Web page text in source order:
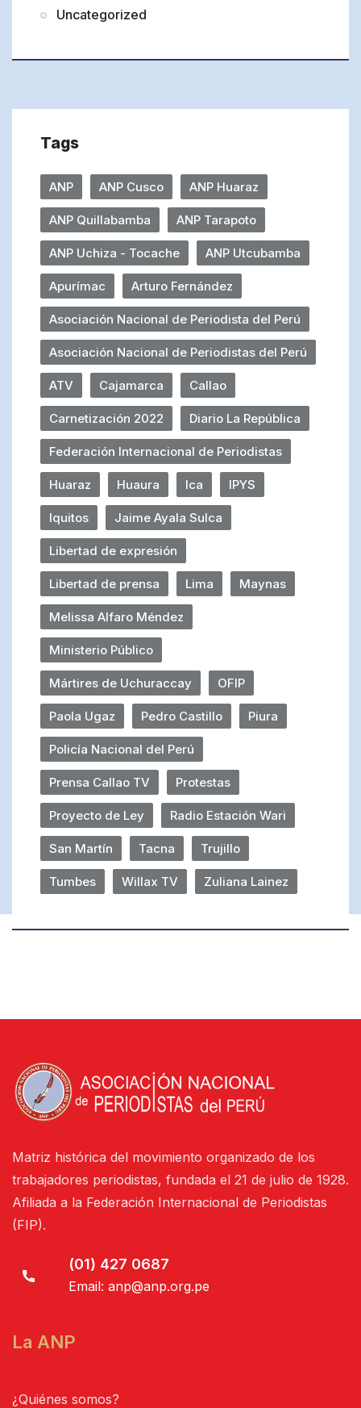
Uncategorized
Tags
ANP ANP Cusco ANP Huaraz
ANP Quillabamba ANP Tarapoto
ANP Uchiza - Tocache ANP Utcubamba
Apurímac Arturo Fernández
Asociación Nacional de Periodista del Perú
Asociación Nacional de Periodistas del Perú
ATV Cajamarca Callao
Carnetización 2022 Diario La República
Federación Internacional de Periodistas
Huaraz Huaura Ica IPYS
Iquitos Jaime Ayala Sulca
Libertad de expresión
Libertad de prensa Lima Maynas
Melissa Alfaro Méndez
Ministerio Público
Mártires de Uchuraccay OFIP
Paola Ugaz Pedro Castillo Piura
Policía Nacional del Perú
Prensa Callao TV Protestas
Proyecto de Ley Radio Estación Wari
San Martín Tacna Trujillo
Tumbes Willax TV Zuliana Lainez
Matriz histórica del movimiento organizado de los
trabajadores periodistas, fundada el 21 de julio de 1928.
Afiliada a la Federación Internacional de Periodistas
(FIP).
(01) 427 0687
Email: anp@anp.org.pe
La ANP
¿Quiénes somos?